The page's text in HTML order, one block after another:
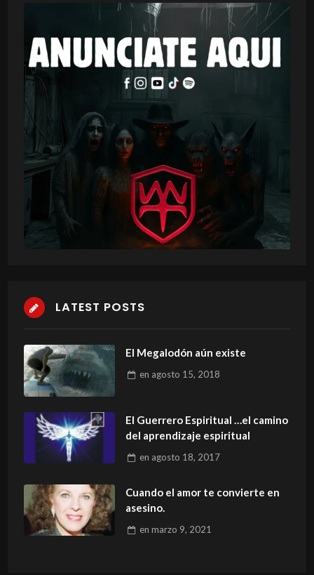
LATEST POSTS
El Megalodón aún existe
en agosto 15, 2018
El Guerrero Espiritual …el camino
del aprendizaje espiritual
en agosto 18, 2017
Cuando el amor te convierte en
asesino.
en marzo 9, 2021